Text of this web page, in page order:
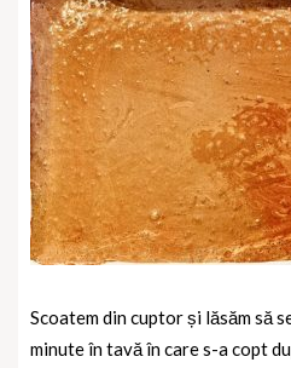
Scoatem din cuptor și lăsăm să
minute în tavă în care s-a copt